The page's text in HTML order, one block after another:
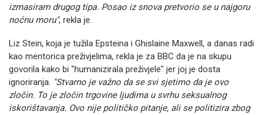
izmasiram drugog tipa. Posao iz snova pretvorio se u najgoru
noćnu moru", rekla je.
Liz Stein, koja je tužila Epsteina i Ghislaine Maxwell, a danas radi
kao mentorica preživjelima, rekla je za BBC da je na skupu
govorila kako bi "humanizirala preživjele" jer joj je dosta
ignoriranja. "Stvarno je važno da se svi sjetimo da je ovo
zločin. To je zločin trgovine ljudima u svrhu seksualnog
iskorištavanja. Ovo nije političko pitanje, ali se politizira zbog